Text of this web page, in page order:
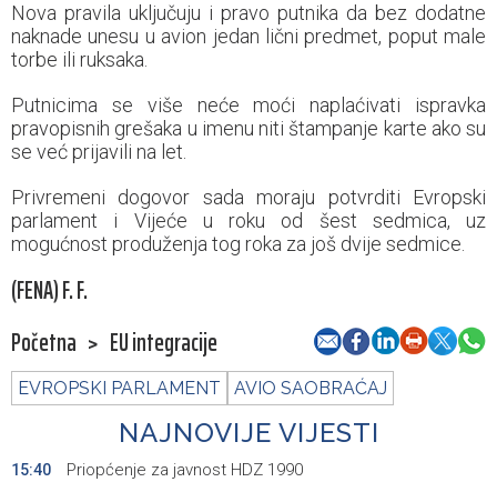
Nova pravila uključuju i pravo putnika da bez dodatne
naknade unesu u avion jedan lični predmet, poput male
torbe ili ruksaka.
Putnicima se više neće moći naplaćivati ispravka
pravopisnih grešaka u imenu niti štampanje karte ako su
se već prijavili na let.
Privremeni dogovor sada moraju potvrditi Evropski
parlament i Vijeće u roku od šest sedmica, uz
mogućnost produženja tog roka za još dvije sedmice.
(FENA) F. F.
Početna > EU integracije
EVROPSKI PARLAMENT AVIO SAOBRAĆAJ
NAJNOVIJE VIJESTI
15:40 Priopćenje za javnost HDZ 1990